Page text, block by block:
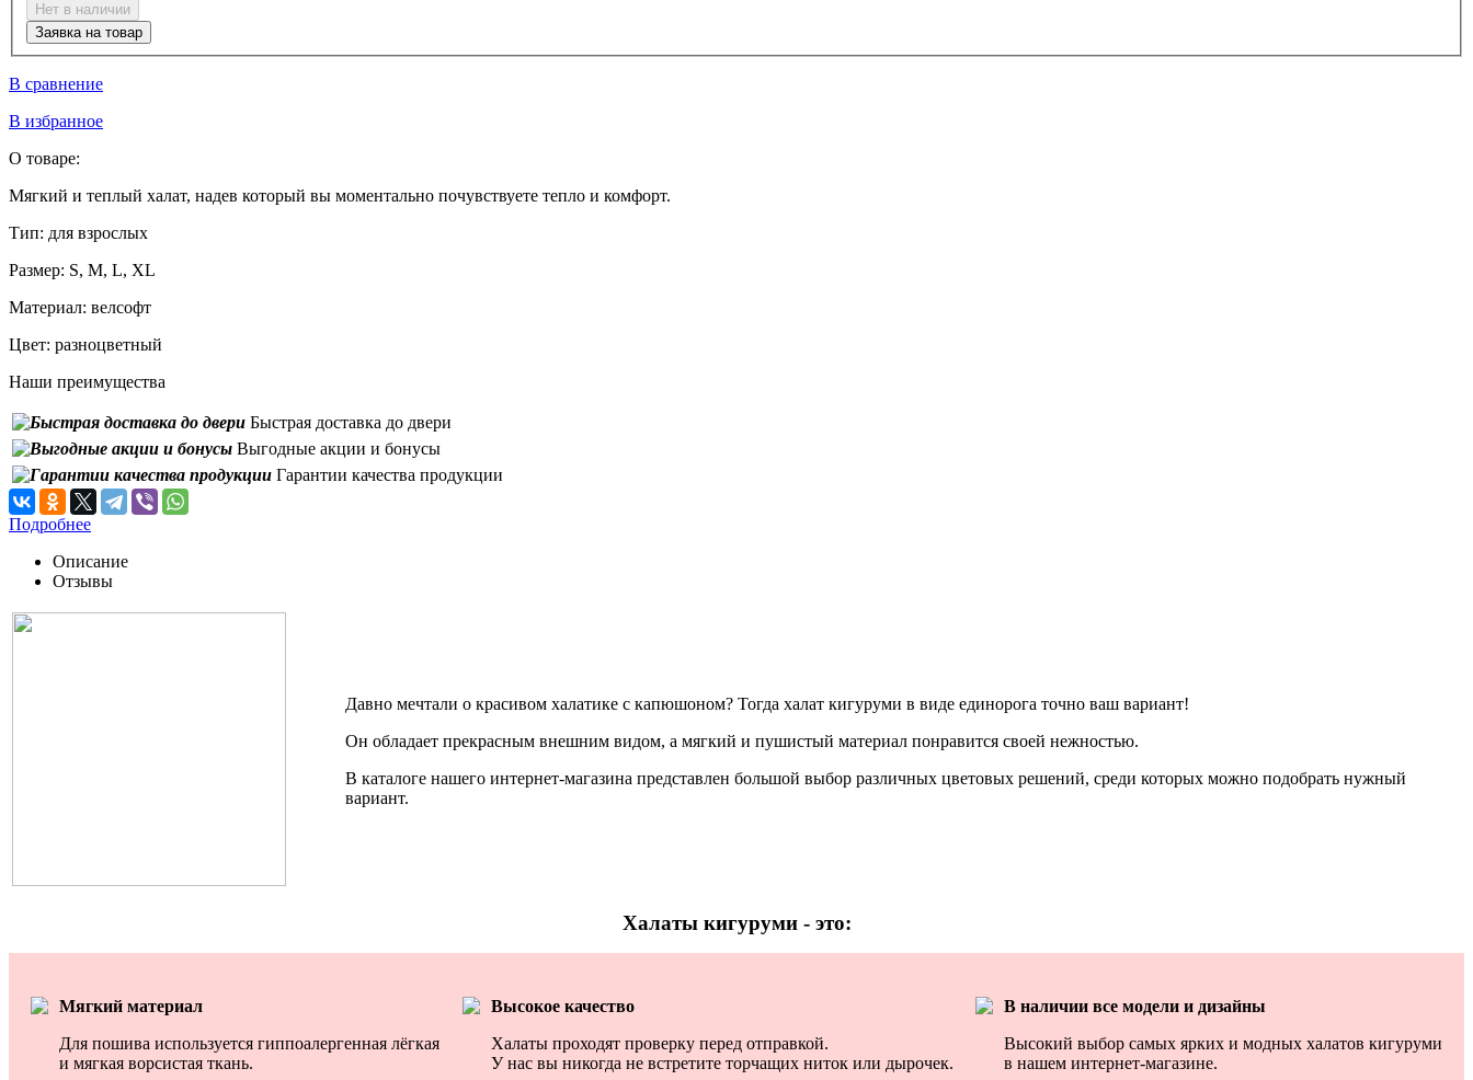
Нет в наличии
Заявка на товар
В сравнение
В избранное
О товаре:
Мягкий и теплый халат, надев который вы моментально почувствуете тепло и комфорт.
Тип: для взрослых
Размер: S, M, L, XL
Материал: велсофт
Цвет: разноцветный
Наши преимущества
Быстрая доставка до двери
Выгодные акции и бонусы
Гарантии качества продукции
Подробнее
Описание
Отзывы
Давно мечтали о красивом халатике с капюшоном? Тогда халат кигуруми в виде единорога точно ваш вариант!
Он обладает прекрасным внешним видом, а мягкий и пушистый материал понравится своей нежностью.
В каталоге нашего интернет-магазина представлен большой выбор различных цветовых решений, среди которых можно подобрать нужный
вариант.
Халаты кигуруми - это:
Мягкий материал
Для пошива используется гиппоалергенная лёгкая
и мягкая ворсистая ткань.
Высокое качество
Халаты проходят проверку перед отправкой.
У нас вы никогда не встретите торчащих ниток или дырочек.
В наличии все модели и дизайны
Высокий выбор самых ярких и модных халатов кигуруми
в нашем интернет-магазине.